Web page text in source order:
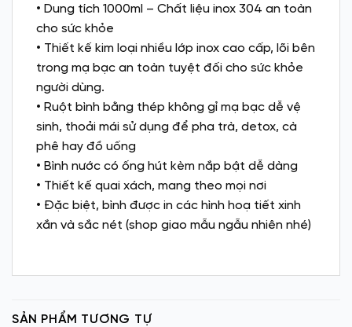
• Dung tích 1000ml – Chất liệu inox 304 an toàn
cho sức khỏe
• Thiết kế kim loại nhiều lớp inox cao cấp, lõi bên
trong mạ bạc an toàn tuyệt đối cho sức khỏe
người dùng.
• Ruột bình bằng thép không gỉ mạ bạc dễ vệ
sinh, thoải mái sử dụng để pha trà, detox, cà
phê hay đồ uống
• Bình nước có ống hút kèm nắp bật dễ dàng
• Thiết kế quai xách, mang theo mọi nơi
• Đặc biệt, bình được in các hình hoạ tiết xinh
xắn và sắc nét (shop giao mẫu ngẫu nhiên nhé)
SẢN PHẨM TƯƠNG TỰ